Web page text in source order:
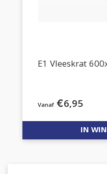
E1 Vleeskrat
€6,95
IN